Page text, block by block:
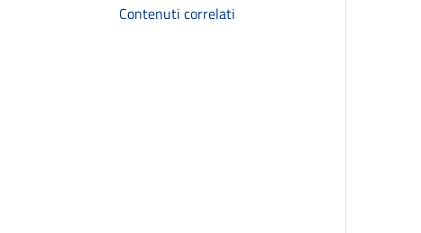
Contenuti correlati